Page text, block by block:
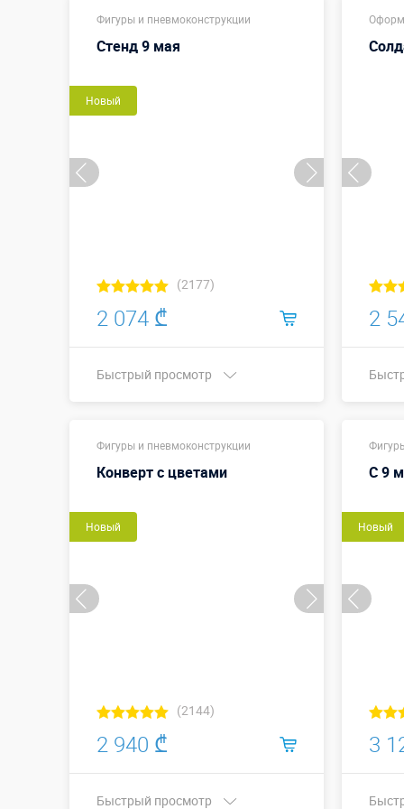
Фигуры и пневмоконструкции
Стенд 9 мая
Новый
(2177)
2 074 ₾
Быстрый просмотр
2
Фигуры и пневмоконструкции
Конверт с цветами
Новый
(2144)
2 940 ₾
Быстрый просмотр
С 9
Новый
3